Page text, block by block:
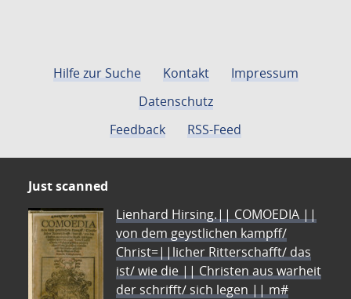
Hilfe zur Suche Kontakt
Impressum
Datenschutz
Feedback
RSS-Feed
Just scanned
Lienhard Hirsing.|| COMOEDIA ||
von dem geystlichen kampff/
Christ=||licher Ritterschafft/ das
ist/ wie die || Christen aus warheit
der schrifft/ sich legen || m#